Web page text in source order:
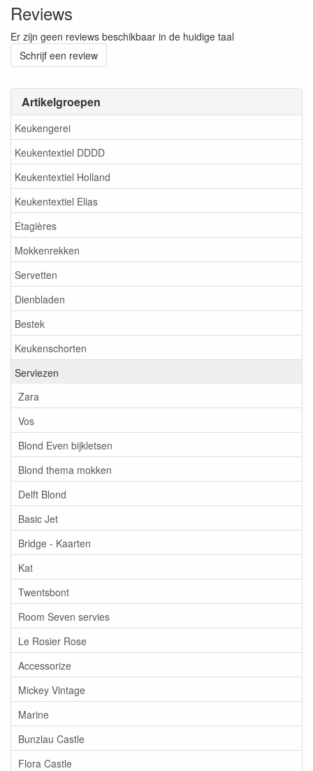
Artikelgroepen
Keukengerei
Keukentextiel DDDD
Keukentextiel Holland
Keukentextiel Elias
Etagières
Mokkenrekken
Servetten
Dienbladen
Bestek
Keukenschorten
Serviezen
Zara
Vos
Blond Even bijkletsen
Blond thema mokken
Delft Blond
Basic Jet
Bridge - Kaarten
Kat
Twentsbont
Room Seven servies
Le Rosier Rose
Accessorize
Mickey Vintage
Marine
Bunzlau Castle
Flora Castle
Reviews
Er zijn geen reviews beschikbaar in de huidige taal
Schrijf een review